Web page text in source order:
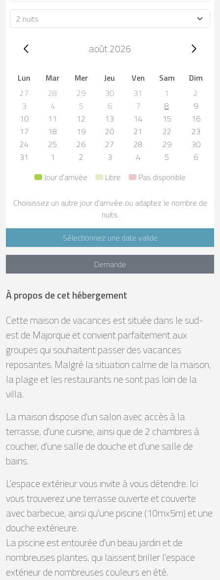
Durée
Trip dates, août 2026août 2026
Lun Mar Mer Jeu Ven Sam
Dim
27
28 29 30 31 1
2
3
4 5 6 7 8
9
10
11 12 13 14 15
16
17
18 19 20 21 22
23
24
25 26 27 28 29
30
31
1 2 3 4 5
6
Jour d'arrivée
Libre Pas disponible
Choisissez un autre jour d’arrivée ou adaptez le nombre de
nuits.
Sélectionnez une date valide
Demande
À propos de cet hébergement
Cette maison de vacances est située dans le sud-
est de Majorque et convient parfaitement aux
groupes qui souhaitent passer des vacances
reposantes. Malgré la situation calme de la maison,
la plage et les restaurants ne sont pas loin de la
villa.
La maison dispose d'un salon avec accès à la
terrasse, d'une cuisine, ainsi que de 2 chambres à
coucher, d'une salle de douche et d'une salle de
bains.
L'espace extérieur vous invite à vous détendre. Ici
vous trouverez une terrasse ouverte et couverte
avec barbecue, ainsi qu'une piscine (10mx5m) et une
douche extérieure.
La piscine est entourée d'un beau jardin et de
nombreuses plantes, qui laissent briller l'espace
extérieur de nombreuses couleurs en été.